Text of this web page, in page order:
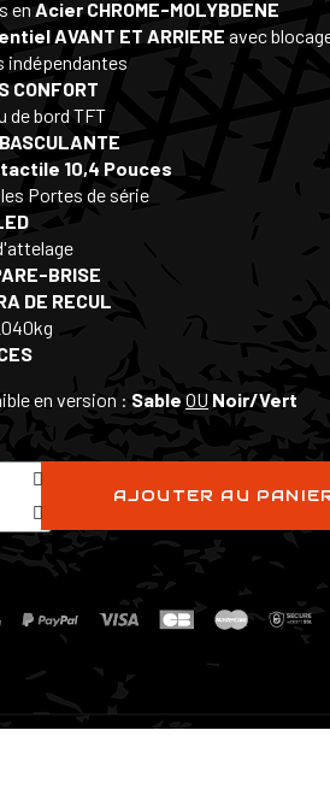
en Acier CHROME-MOLYBDENE
AVANT ET ARRIEREavec
indépendantes
CONFORT
de bord TFT
BASCULANTE
10,4 Pouces
Portes de série
BRISE
DE RECUL
en version : Sable OUNoir/Vert
AJOUTER AU